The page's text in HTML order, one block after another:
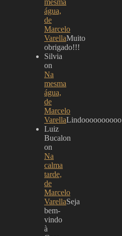
água,
de
Marcelo
VarellaMuito
obrigado!!!
Silvia
on
Na
mesma
água,
de
Marcelo
VarellaLindoooooooooo
Luiz
Bucalon
on
Na
calma
tarde,
de
Marcelo
VarellaSeja
bem-
vindo
à